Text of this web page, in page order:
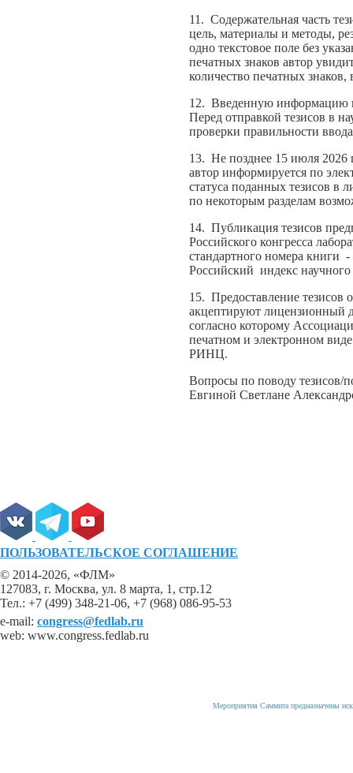
11. Содержательная часть
цель, материалы и методы,
одно текстовое поле без
печатных знаков автор
количество печатных
12. Введенную информацию
Перед отправкой тезисов в
проверки правильности
13. Не позднее 15 июля 2026
автор информируется по
статуса поданных тезисов в
по некоторым разделам
14. Публикация тезисов
Российского конгресса
стандартного номера книги
Российский индекс
15. Предоставление тезисов
акцептируют лицензионный
согласно которому
печатном и электронном виде
РИНЦ.
Вопросы по поводу тезисов/
Евгиной Светлане
ПОЛЬЗОВАТЕЛЬСКОЕ СОГЛАШЕНИЕ
© 2014-2026, «ФЛМ»
127083, г. Москва, ул. 8 марта, 1, стр.12
Тел.: +7 (499) 348-21-06, +7 (968) 086-95-53
e-mail: congress@fedlab.ru
web: www.congress.fedlab.ru
Мероприятия Саммита предназначены